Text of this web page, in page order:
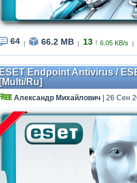
64 66.2 MB 13 ↑ 6.05 KB/s
ESET Endpoint Antivirus /
[Multi/Ru]
Александр Михайлович | 26 Сен